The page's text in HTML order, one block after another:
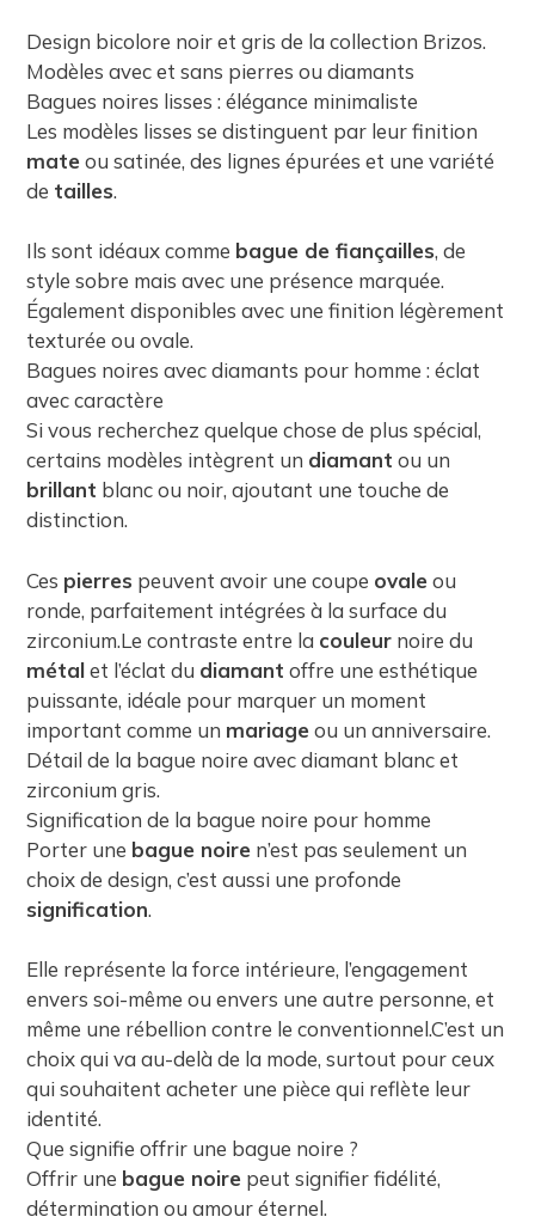
Design bicolore noir et gris de la collection Brizos.
Modèles avec et sans pierres ou diamants
Bagues noires lisses : élégance minimaliste
Les modèles lisses se distinguent par leur finition
mateou satinée, des lignes épurées et une variété
de tailles.
Ils sont idéaux comme bague de fiançailles, de
style sobre mais avec une présence marquée.
Également disponibles avec une finition légèrement
texturée ou ovale.
Bagues noires avec diamants pour homme : éclat
avec caractère
Si vous recherchez quelque chose de plus spécial,
certains modèles intègrent un diamant ou un
brillant blanc ou noir, ajoutant une touche de
distinction.
Ces pierres peuvent avoir une coupe ovaleou
ronde, parfaitement intégrées à la surface du
zirconium.Le contraste entre la couleur noire du
métalet l’éclat du diamant offre une esthétique
puissante, idéale pour marquer un moment
important comme un mariageou un anniversaire.
Détail de la bague noire avec diamant blanc et
zirconium gris.
Signification de la bague noire pour homme
Porter une bague noire n’est pas seulement un
choix de design, c’est aussi une profonde
signification.
Elle représente la force intérieure, l’engagement
envers soi-même ou envers une autre personne, et
même une rébellion contre le conventionnel.C’est un
choix qui va au-delà de la mode, surtout pour ceux
qui souhaitent acheter une pièce qui reflète leur
identité.
Que signifie offrir une bague noire ?
Offrir une bague noire peut signifier fidélité,
détermination ou amour éternel.